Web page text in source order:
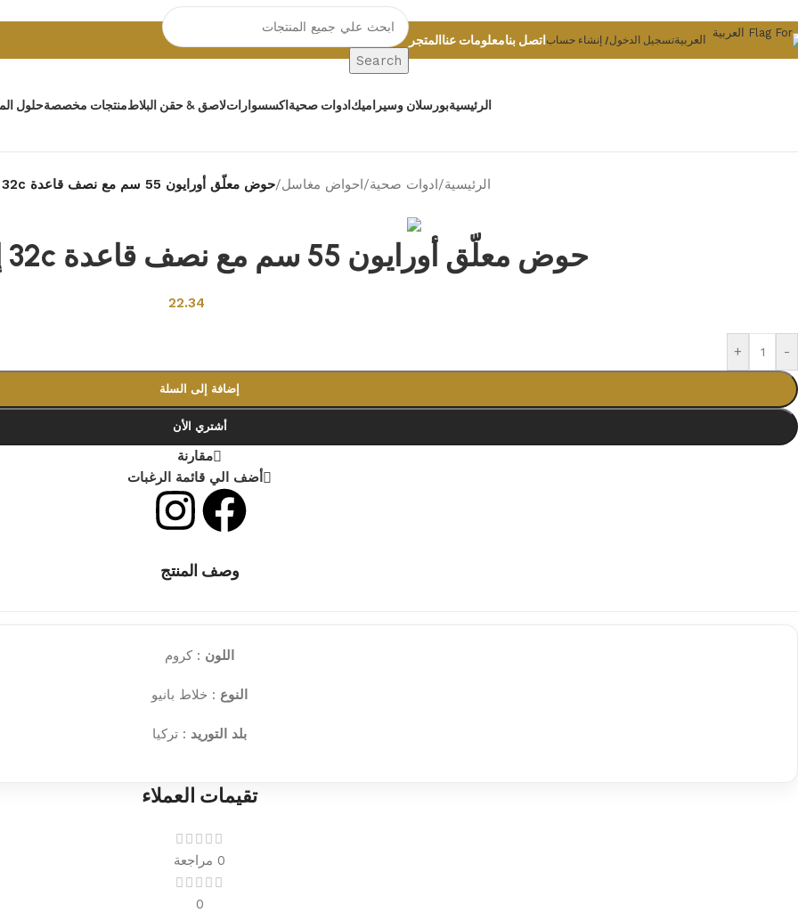
العربيةتسجيل الدخول/ إنشاء حساب اتصل بنامعلومات عنا المتجر
Search
الرئيسيةبورسلان وسيراميك ادوات صحية اكسسواراتلاصق & حقن البلاطمنتجات مخصصةحلول
الرئيسية/ادوات صحية/احواض مغاسل/حوض معلّق أورايون 55 سم مع نصف قاعدة 32c إختيار أوّل تركي
حوض معلّق أورايون 55 سم مع نصف قاعدة 32c إختيار أوّل تركي
22.34
-
+
إضافة إلى السلة
أشتري الأن
مقارنة
أضف الي قائمة الرغبات
وصف المنتج
اللون : كروم
النوع : خلاط بانيو
بلد التوريد : تركيا
تقيمات العملاء
0 مراجعة
0